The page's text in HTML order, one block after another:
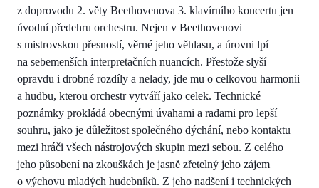
z doprovodu 2. věty Beethovenova 3. klavírního koncertu jen
úvodní předehru orchestru. Nejen v Beethovenovi
s mistrovskou přesností, věrné jeho věhlasu, a úrovni lpí
na sebemenších interpretačních nuancích. Přestože slyší
opravdu i drobné rozdíly a nelady, jde mu o celkovou harmonii
a hudbu, kterou orchestr vytváří jako celek. Technické
poznámky prokládá obecnými úvahami a radami pro lepší
souhru, jako je důležitost společného dýchání, nebo kontaktu
mezi hráči všech nástrojových skupin mezi sebou. Z celého
jeho působení na zkouškách je jasně zřetelný jeho zájem
o výchovu mladých hudebníků. Z jeho nadšení i technických